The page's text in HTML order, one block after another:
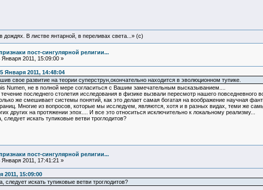
дождях. В листве янтарной, в переливах света...» (c)
пост-сингулярной религии...
Января 2011, 15:09:00 »
Января 2011, 14:48:04
свое развитие на теории суперструн,окончательно находится в эволюционном тупике.
Numen, не в полной мере согласиться с Вашим замечательным высказыванием....
последнего столетия исследования в физике вызвали пересмотр нашего повседневного
же смешивает системы понятий, как это делает самая богатая на воображение научная
Многие из вопросов, которые мы исследуем, являются, хотя и в разных видах, теми же
других на протяжении эпох.... И все это относиться исключительно к локальному реализму...
следует искать тупиковые ветви троглодитов?
пост-сингулярной религии...
Января 2011, 17:41:21 »
2011, 15:09:00
следует искать тупиковые ветви троглодитов?